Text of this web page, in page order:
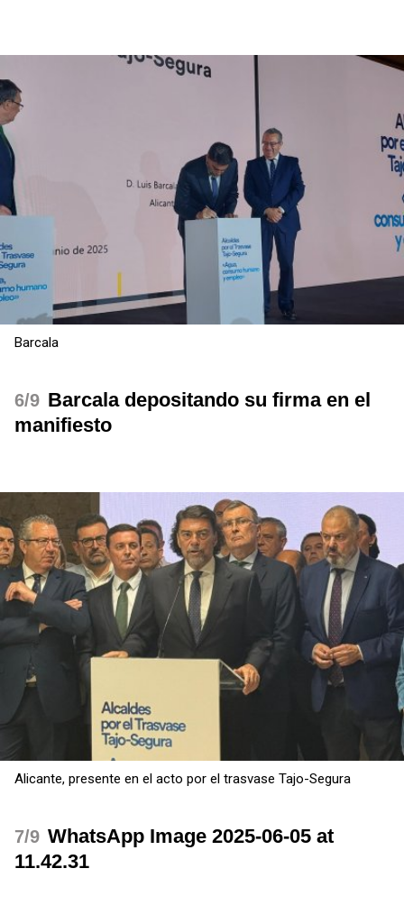
Barcala
/9 Barcala depositando su firma en el
manifiesto
Alicante, presente en el acto por el trasvase Tajo-Segura
/9 WhatsApp Image 2025-06-05 at
11.42.31